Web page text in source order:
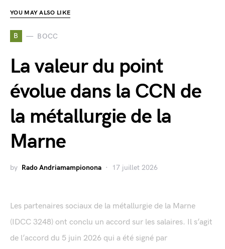
YOU MAY ALSO LIKE
B BOCC
La valeur du point
évolue dans la CCN de
la métallurgie de la
Marne
by Rado Andriamampionona 17 juillet 2026
Les partenaires sociaux de la métallurgie de la Marne
(IDCC 3248) ont conclu un accord sur les salaires. Il s’agit
de l’accord du 5 juin 2026 qui a été signé par